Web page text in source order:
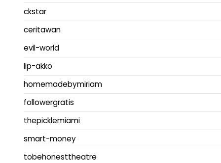
ckstar
ceritawan
evil-world
lip-akko
homemadebymiriam
followergratis
thepicklemiami
smart-money
tobehonesttheatre